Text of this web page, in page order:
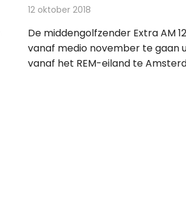
12 oktober 2018
De middengolfzender Extra AM
vanaf medio november te gaan
vanaf het REM-eiland te